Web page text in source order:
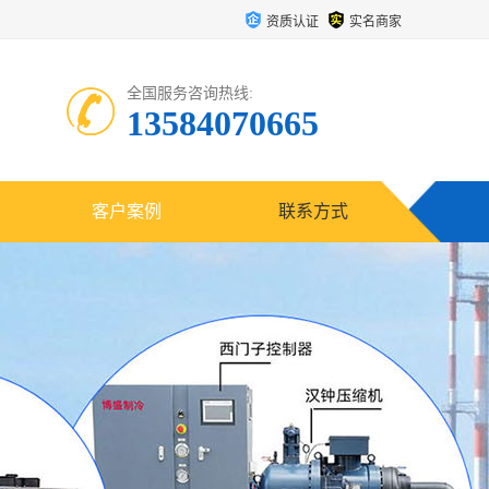
资质认证 实名商家
全国服务咨询热线:
13584070665
客户案例 联系方式